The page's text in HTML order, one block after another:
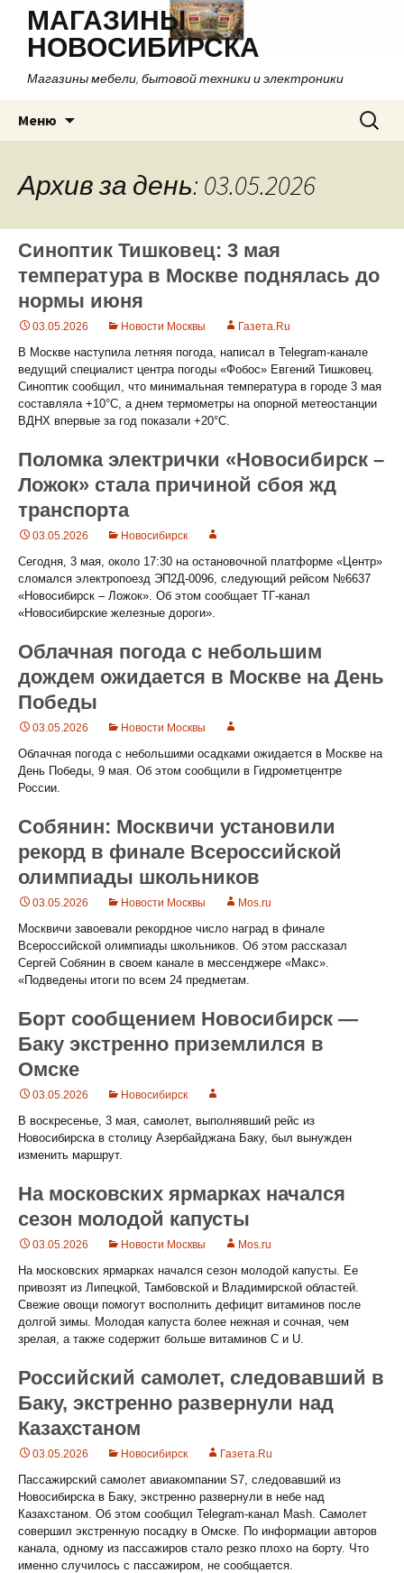
МАГАЗИНЫ
НОВОСИБИРСКА
Магазины мебели, бытовой техники и электроники
Меню
содержимому
Найти:
Архив за день: 03.05.2026
Синоптик Тишковец: 3 мая
температура в Москве поднялась до
нормы июня
03.05.2026 Новости Москвы Газета.Ru
В Москве наступила летняя погода, написал в Telegram-канале
ведущий специалист центра погоды «Фобос» Евгений Тишковец.
Синоптик сообщил, что минимальная температура в городе 3 мая
составляла +10°C, а днем термометры на опорной метеостанции
ВДНХ впервые за год показали +20°C.
Поломка электрички «Новосибирск –
Ложок» стала причиной сбоя жд
транспорта
03.05.2026 Новосибирск
Сегодня, 3 мая, около 17:30 на остановочной платформе «Центр»
сломался электропоезд ЭП2Д-0096, следующий рейсом №6637
«Новосибирск – Ложок». Об этом сообщает ТГ-канал
«Новосибирские железные дороги».
Облачная погода с небольшим
дождем ожидается в Москве на День
Победы
03.05.2026 Новости Москвы
Облачная погода с небольшими осадками ожидается в Москве на
День Победы, 9 мая. Об этом сообщили в Гидрометцентре
России.
Собянин: Москвичи установили
рекорд в финале Всероссийской
олимпиады школьников
03.05.2026 Новости Москвы Mos.ru
Москвичи завоевали рекордное число наград в финале
Всероссийской олимпиады школьников. Об этом рассказал
Сергей Собянин в своем канале в мессенджере «Макс».
«Подведены итоги по всем 24 предметам.
Борт сообщением Новосибирск —
Баку экстренно приземлился в
Омске
03.05.2026 Новосибирск
В воскресенье, 3 мая, самолет, выполнявший рейс из
Новосибирска в столицу Азербайджана Баку, был вынужден
изменить маршрут.
На московских ярмарках начался
сезон молодой капусты
03.05.2026 Новости Москвы Mos.ru
На московских ярмарках начался сезон молодой капусты. Ее
привозят из Липецкой, Тамбовской и Владимирской областей.
Свежие овощи помогут восполнить дефицит витаминов после
долгой зимы. Молодая капуста более нежная и сочная, чем
зрелая, а также содержит больше витаминов С и U.
Российский самолет, следовавший в
Баку, экстренно развернули над
Казахстаном
03.05.2026 Новосибирск Газета.Ru
Пассажирский самолет авиакомпании S7, следовавший из
Новосибирска в Баку, экстренно развернули в небе над
Казахстаном. Об этом сообщил Telegram-канал Mash. Самолет
совершил экстренную посадку в Омске. По информации авторов
канала, одному из пассажиров стало резко плохо на борту. Что
именно случилось с пассажиром, не сообщается.